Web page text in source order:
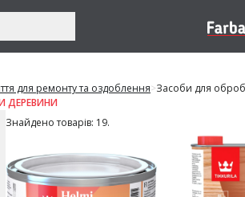
для ремонту та оздоблення>Засоби для
ДЕРЕВИНИ
Знайдено товарів: 19.